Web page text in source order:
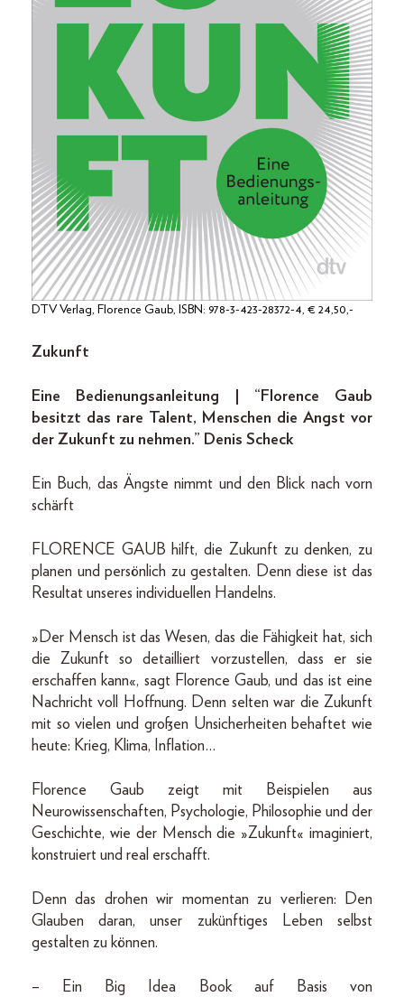
DTV Verlag, Florence Gaub, ISBN: 978-3-423-28372-4, € 24,50,-
Zukunft
Eine Bedienungsanleitung | “Florence Gaub
besitzt das rare Talent, Menschen die Angst vor
der Zukunft zu nehmen.” Denis Scheck
Ein Buch, das Ängste nimmt und den Blick nach vorn
schärft
FLORENCE GAUB hilft, die Zukunft zu denken, zu
planen und persönlich zu gestalten. Denn diese ist das
Resultat unseres individuellen Handelns.
»Der Mensch ist das Wesen, das die Fähigkeit hat, sich
die Zukunft so detailliert vorzustellen, dass er sie
erschaffen kann«, sagt Florence Gaub, und das ist eine
Nachricht voll Hoffnung. Denn selten war die Zukunft
mit so vielen und großen Unsicherheiten behaftet wie
heute: Krieg, Klima, Inflation…
Florence Gaub zeigt mit Beispielen aus
Neurowissenschaften, Psychologie, Philosophie und der
Geschichte, wie der Mensch die »Zukunft« imaginiert,
konstruiert und real erschafft.
Denn das drohen wir momentan zu verlieren: Den
Glauben daran, unser zukünftiges Leben selbst
gestalten zu können.
– Ein Big Idea Book auf Basis von